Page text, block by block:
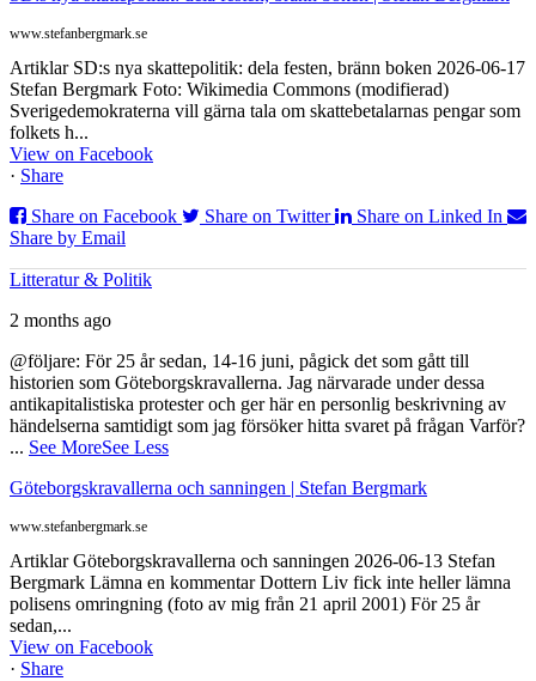
www.stefanbergmark.se
Artiklar SD:s nya skattepolitik: dela festen, bränn boken 2026-06-17
Stefan Bergmark Foto: Wikimedia Commons (modifierad)
Sverigedemokraterna vill gärna tala om skattebetalarnas pengar som
folkets h...
View on Facebook
· Share
Share on Facebook
Share on Twitter
Share on Linked In
Share by Email
Litteratur & Politik
2 months ago
@följare: För 25 år sedan, 14-16 juni, pågick det som gått till
historien som Göteborgskravallerna. Jag närvarade under dessa
antikapitalistiska protester och ger här en personlig beskrivning av
händelserna samtidigt som jag försöker hitta svaret på frågan Varför?
... See MoreSee Less
Göteborgskravallerna och sanningen | Stefan Bergmark
www.stefanbergmark.se
Artiklar Göteborgskravallerna och sanningen 2026-06-13 Stefan
Bergmark Lämna en kommentar Dottern Liv fick inte heller lämna
polisens omringning (foto av mig från 21 april 2001) För 25 år
sedan,...
View on Facebook
· Share